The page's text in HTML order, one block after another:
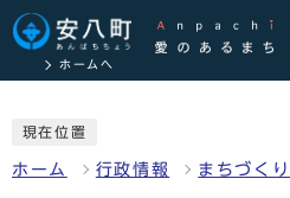
ホームへ
現在位置
ホーム 行政情報 まちづくり